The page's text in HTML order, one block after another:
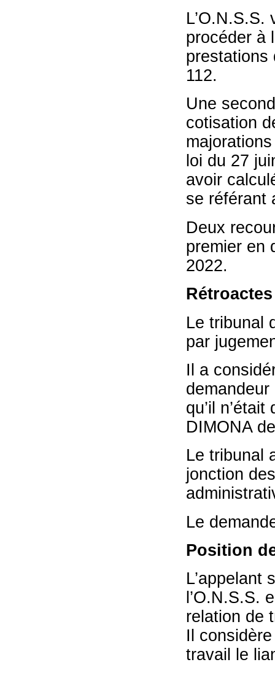
procéder à
prestations
112.
Une
cotisation
loi du 27
avoir
se référant
Deux
premier en
2022.
Le tribunal
par
Il a
qu’il
DIMONA
Le tribunal
jonction
Le
Position
L’appelant
l’O.N.S.S.
relation de
Il
travail le